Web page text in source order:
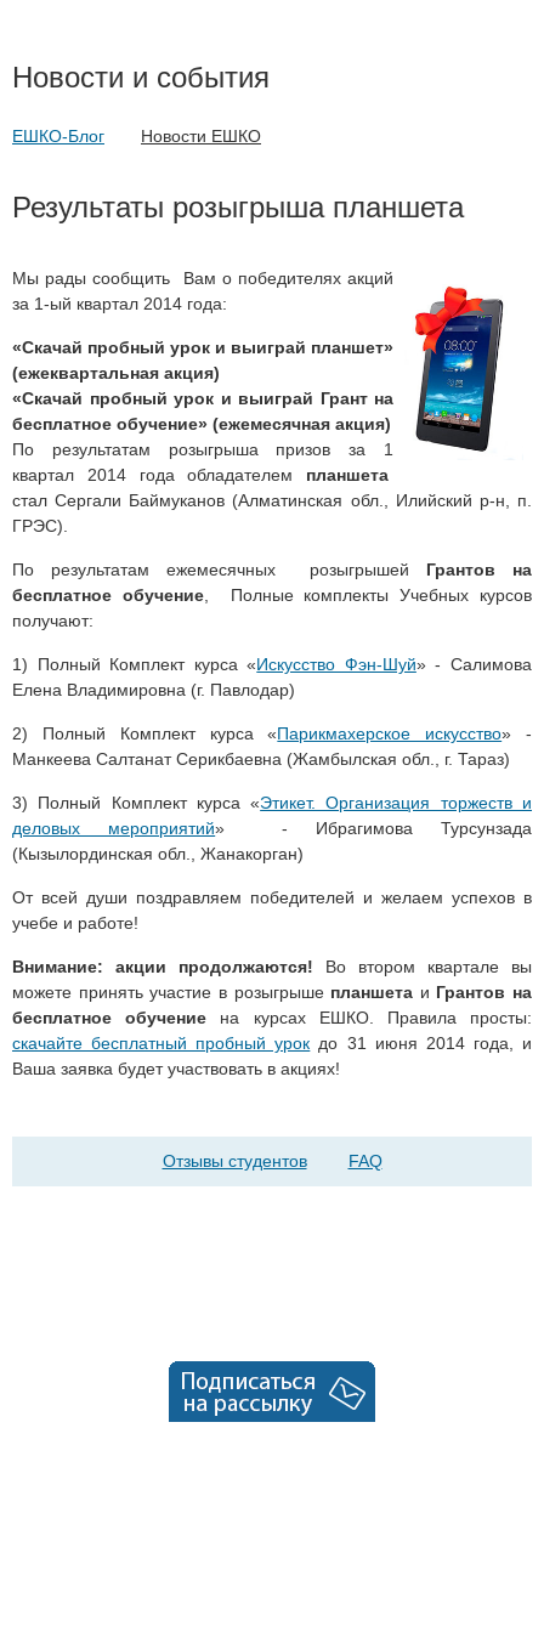
Новости и события
ЕШКО-Блог Новости ЕШКО
Результаты розыгрыша планшета
Мы рады сообщить Вам о победителях акций
за 1-ый квартал 2014 года:
«Скачай пробный урок и выиграй планшет»
(ежеквартальная акция)
«Скачай пробный урок и выиграй Грант на
бесплатное обучение» (ежемесячная акция)
По результатам розыгрыша призов за 1
квартал 2014 года обладателем планшета
стал Сергали Баймуканов (Алматинская обл., Илийский р-н, п.
ГРЭС).
По результатам ежемесячных розыгрышей Грантов на
бесплатное обучение, Полные комплекты Учебных курсов
получают:
1) Полный Комплект курса «Искусство Фэн-Шуй» - Салимова
Елена Владимировна (г. Павлодар)
2) Полный Комплект курса «Парикмахерское искусство» -
Манкеева Салтанат Серикбаевна (Жамбылская обл., г. Тараз)
3) Полный Комплект курса «Этикет. Организация торжеств и
деловых мероприятий» - Ибрагимова Турсунзада
(Кызылординская обл., Жанакорган)
От всей души поздравляем победителей и желаем успехов в
учебе и работе!
Внимание: акции продолжаются! Во втором квартале вы
можете принять участие в розыгрыше планшета и Грантов на
бесплатное обучение на курсах ЕШКО. Правила просты:
скачайте бесплатный пробный урок до 31 июня 2014 года, и
Ваша заявка будет участвовать в акциях!
Отзывы студентов FAQ